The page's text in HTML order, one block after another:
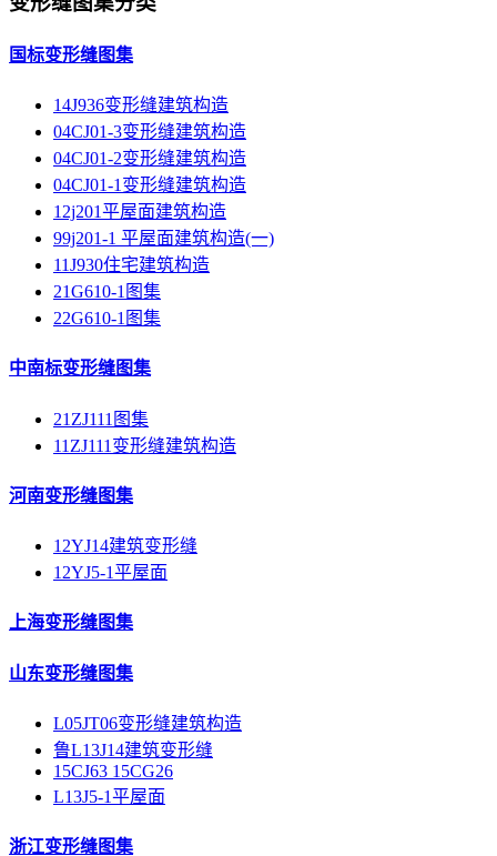
国标变形缝图集
14J936变形缝建筑构造
04CJ01-3变形缝建筑构造
04CJ01-2变形缝建筑构造
04CJ01-1变形缝建筑构造
12j201平屋面建筑构造
99j201-1 平屋面建筑构造(一)
11J930住宅建筑构造
21G610-1图集
22G610-1图集
中南标变形缝图集
21ZJ111图集
11ZJ111变形缝建筑构造
河南变形缝图集
12YJ14建筑变形缝
12YJ5-1平屋面
上海变形缝图集
山东变形缝图集
L05JT06变形缝建筑构造
鲁L13J14建筑变形缝
15CJ63 15CG26
L13J5-1平屋面
浙江变形缝图集